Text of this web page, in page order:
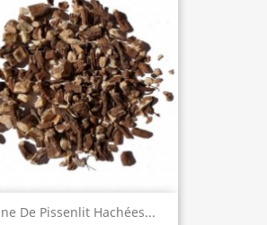
De Pissenlit Hachées...